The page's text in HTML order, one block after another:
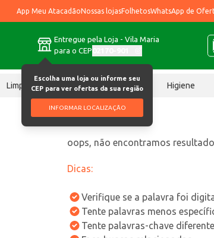
App Meu AtacadãoNossas lojasFolhetosWhatsApp de
Entregue pela Loja - Vila Maria
para o CEP
Escolha uma loja ou informe seu
CEP para ver ofertas da sua região
INFORMAR LOCALIZAÇÃO
Limpeza Chocolates Higiene
oops, não encontramos
Dicas:
Verifique se a palavra foi
Tente palavras menos
Tente palavras-chave